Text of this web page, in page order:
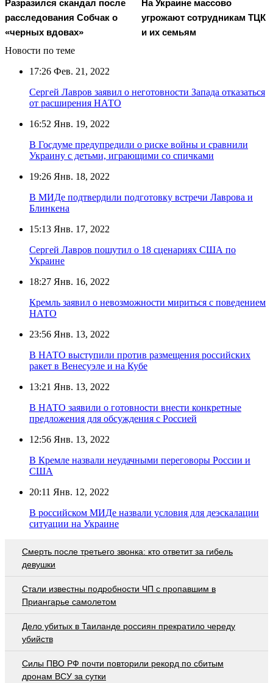
Разразился скандал после
расследования Собчак о
«черных вдовах»
На Украине массово
угрожают сотрудникам ТЦК
и их семьям
Новости по теме
17:26 Фев. 21, 2022
Сергей Лавров заявил о неготовности Запада отказаться
от расширения НАТО
16:52 Янв. 19, 2022
В Госдуме предупредили о риске войны и сравнили
Украину с детьми, играющими со спичками
19:26 Янв. 18, 2022
В МИДе подтвердили подготовку встречи Лаврова и
Блинкена
15:13 Янв. 17, 2022
Сергей Лавров пошутил о 18 сценариях США по
Украине
18:27 Янв. 16, 2022
Кремль заявил о невозможности мириться с поведением
НАТО
23:56 Янв. 13, 2022
В НАТО выступили против размещения российских
ракет в Венесуэле и на Кубе
13:21 Янв. 13, 2022
В НАТО заявили о готовности внести конкретные
предложения для обсуждения с Россией
12:56 Янв. 13, 2022
В Кремле назвали неудачными переговоры России и
США
20:11 Янв. 12, 2022
В российском МИДе назвали условия для деэскалации
ситуации на Украине
Смерть после третьего звонка: кто ответит за гибель
девушки
Стали известны подробности ЧП с пропавшим в
Приангарье самолетом
Дело убитых в Таиланде россиян прекратило череду
убийств
Cилы ПВО РФ почти повторили рекорд по сбитым
дронам ВСУ за сутки